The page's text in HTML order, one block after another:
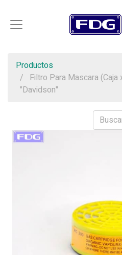
Productos
Filtro Para Mascara (Caja
"Davidson"